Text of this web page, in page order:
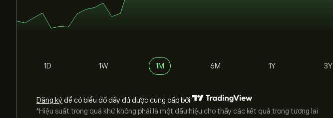
1D 1W 1M 6M 1Y 3Y
Đăng ký để có biểu đồ đầy đủ được cung cấp bởi
*Hiệu suất trong quá khứ không phải là một dấu hiệu cho thấy các kết quả trong tương lai